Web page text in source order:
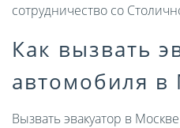
сотрудничество со
Как вызвать
автомобиля в
Вызвать эвакуатор в